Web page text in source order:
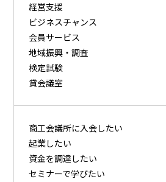
経営支援
ビジネスチャンス
会員サービス
地域振興・調査
検定試験
貸会議室
商⼯会議所に⼊会したい
起業したい
資⾦を調達したい
セミナーで学びたい